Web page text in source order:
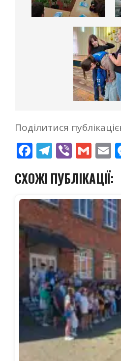
Поділитися
Facebook
Telegram
Viber
СХОЖІ ПУБЛІКАЦІЇ: